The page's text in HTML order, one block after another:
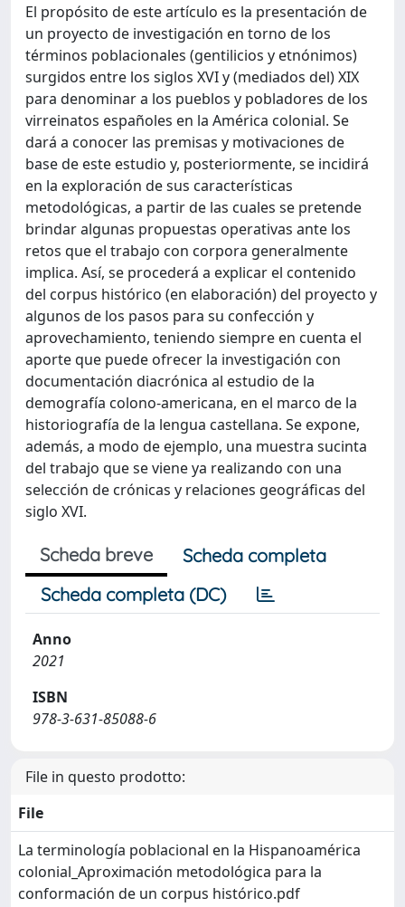
El propósito de este artículo es la presentación de
un proyecto de investigación en torno de los
términos poblacionales (gentilicios y etnónimos)
surgidos entre los siglos XVI y (mediados del) XIX
para denominar a los pueblos y pobladores de los
virreinatos españoles en la América colonial. Se
dará a conocer las premisas y motivaciones de
base de este estudio y, posteriormente, se incidirá
en la exploración de sus características
metodológicas, a partir de las cuales se pretende
brindar algunas propuestas operativas ante los
retos que el trabajo con corpora generalmente
implica. Así, se procederá a explicar el contenido
del corpus histórico (en elaboración) del proyecto y
algunos de los pasos para su confección y
aprovechamiento, teniendo siempre en cuenta el
aporte que puede ofrecer la investigación con
documentación diacrónica al estudio de la
demografía colono-americana, en el marco de la
historiografía de la lengua castellana. Se expone,
además, a modo de ejemplo, una muestra sucinta
del trabajo que se viene ya realizando con una
selección de crónicas y relaciones geográficas del
siglo XVI.
Scheda breve
Scheda completa
Scheda completa (DC)
Anno
2021
ISBN
978-3-631-85088-6
File in questo prodotto:
File
La terminología poblacional en la Hispanoamérica
colonial_Aproximación metodológica para la
conformación de un corpus histórico.pdf